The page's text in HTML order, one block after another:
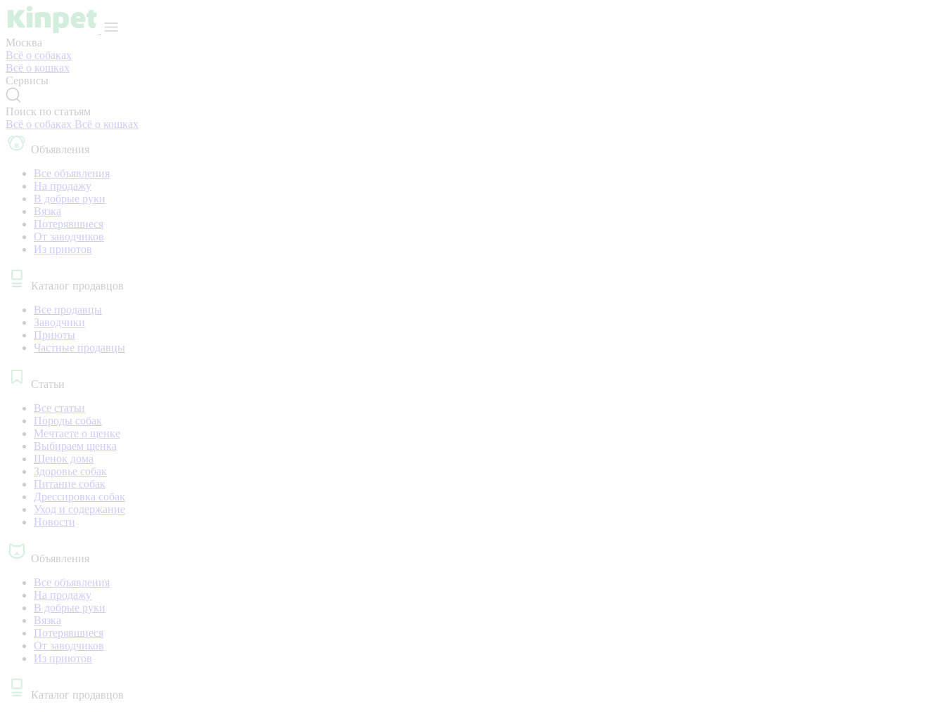
Москва
Всё о собаках
Всё о кошках
Сервисы
Поиск по статьям
Всё о собаках Всё о кошках
Объявления
Все объявления
На продажу
В добрые руки
Вязка
Потерявшиеся
От заводчиков
Из приютов
Каталог продавцов
Все продавцы
Заводчики
Приюты
Частные продавцы
Статьи
Все статьи
Породы собак
Мечтаете о щенке
Выбираем щенка
Щенок дома
Здоровье собак
Питание собак
Дрессировка собак
Уход и содержание
Новости
Объявления
Все объявления
На продажу
В добрые руки
Вязка
Потерявшиеся
От заводчиков
Из приютов
Каталог продавцов